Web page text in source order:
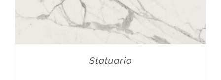
Statuario